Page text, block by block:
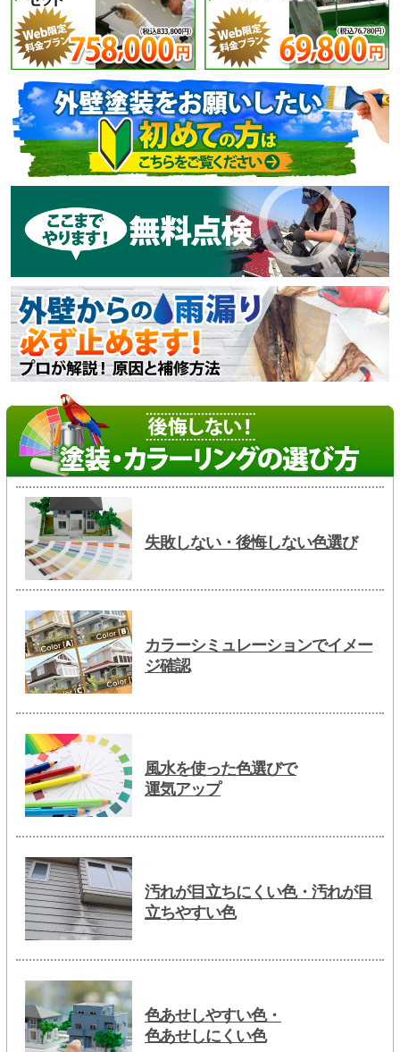
失敗しない・後悔しない色選び
カラーシミュレーションでイメー
ジ確認
風水を使った色選びで
運気アップ
汚れが目立ちにくい色・汚れが目
立ちやすい色
色あせしやすい色・
色あせしにくい色